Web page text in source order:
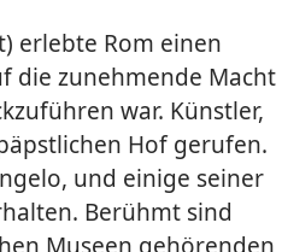
erlebte Rom einen
die zunehmende Macht
war. Künstler,
Hof gerufen.
und einige seiner
Berühmt sind